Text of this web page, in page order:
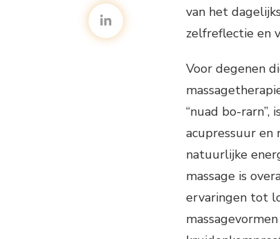
van het
zelfreflectie en
Voor degenen
“nuad bo-rarn”,
acupressuur
natuurlijke
massage is
ervaringen tot